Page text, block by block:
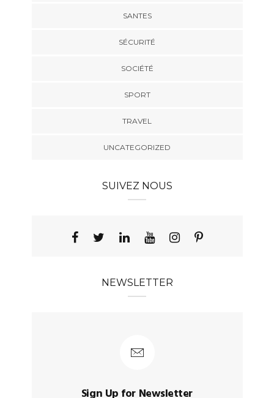
SANTES
SÉCURITÉ
SOCIÉTÉ
SPORT
TRAVEL
UNCATEGORIZED
SUIVEZ NOUS
NEWSLETTER
Sign Up for Newsletter